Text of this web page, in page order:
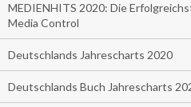
MEDIENHITS 2020: Die
Media Control
Deutschlands Jahrescharts 2020
Deutschlands Buch Jahrescharts